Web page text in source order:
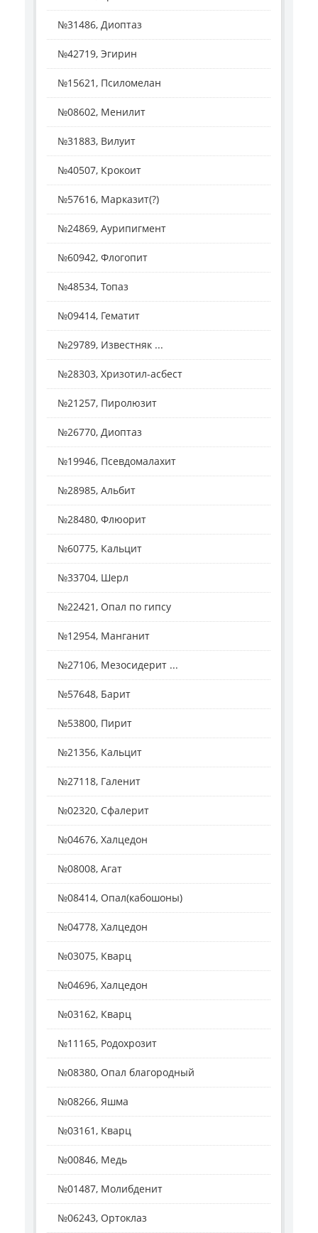
№31486, Диоптаз
№42719, Эгирин
№15621, Псиломелан
№08602, Менилит
№31883, Вилуит
№40507, Крокоит
№57616, Марказит(?)
№24869, Аурипигмент
№60942, Флогопит
№48534, Топаз
№09414, Гематит
№29789, Известняк ...
№28303, Хризотил-асбест
№21257, Пиролюзит
№26770, Диоптаз
№19946, Псевдомалахит
№28985, Альбит
№28480, Флюорит
№60775, Кальцит
№33704, Шерл
№22421, Опал по гипсу
№12954, Манганит
№27106, Мезосидерит ...
№57648, Барит
№53800, Пирит
№21356, Кальцит
№27118, Галенит
№02320, Сфалерит
№04676, Халцедон
№08008, Агат
№08414, Опал(кабошоны)
№04778, Халцедон
№03075, Кварц
№04696, Халцедон
№03162, Кварц
№11165, Родохрозит
№08380, Опал благородный
№08266, Яшма
№03161, Кварц
№00846, Медь
№01487, Молибденит
№06243, Ортоклаз